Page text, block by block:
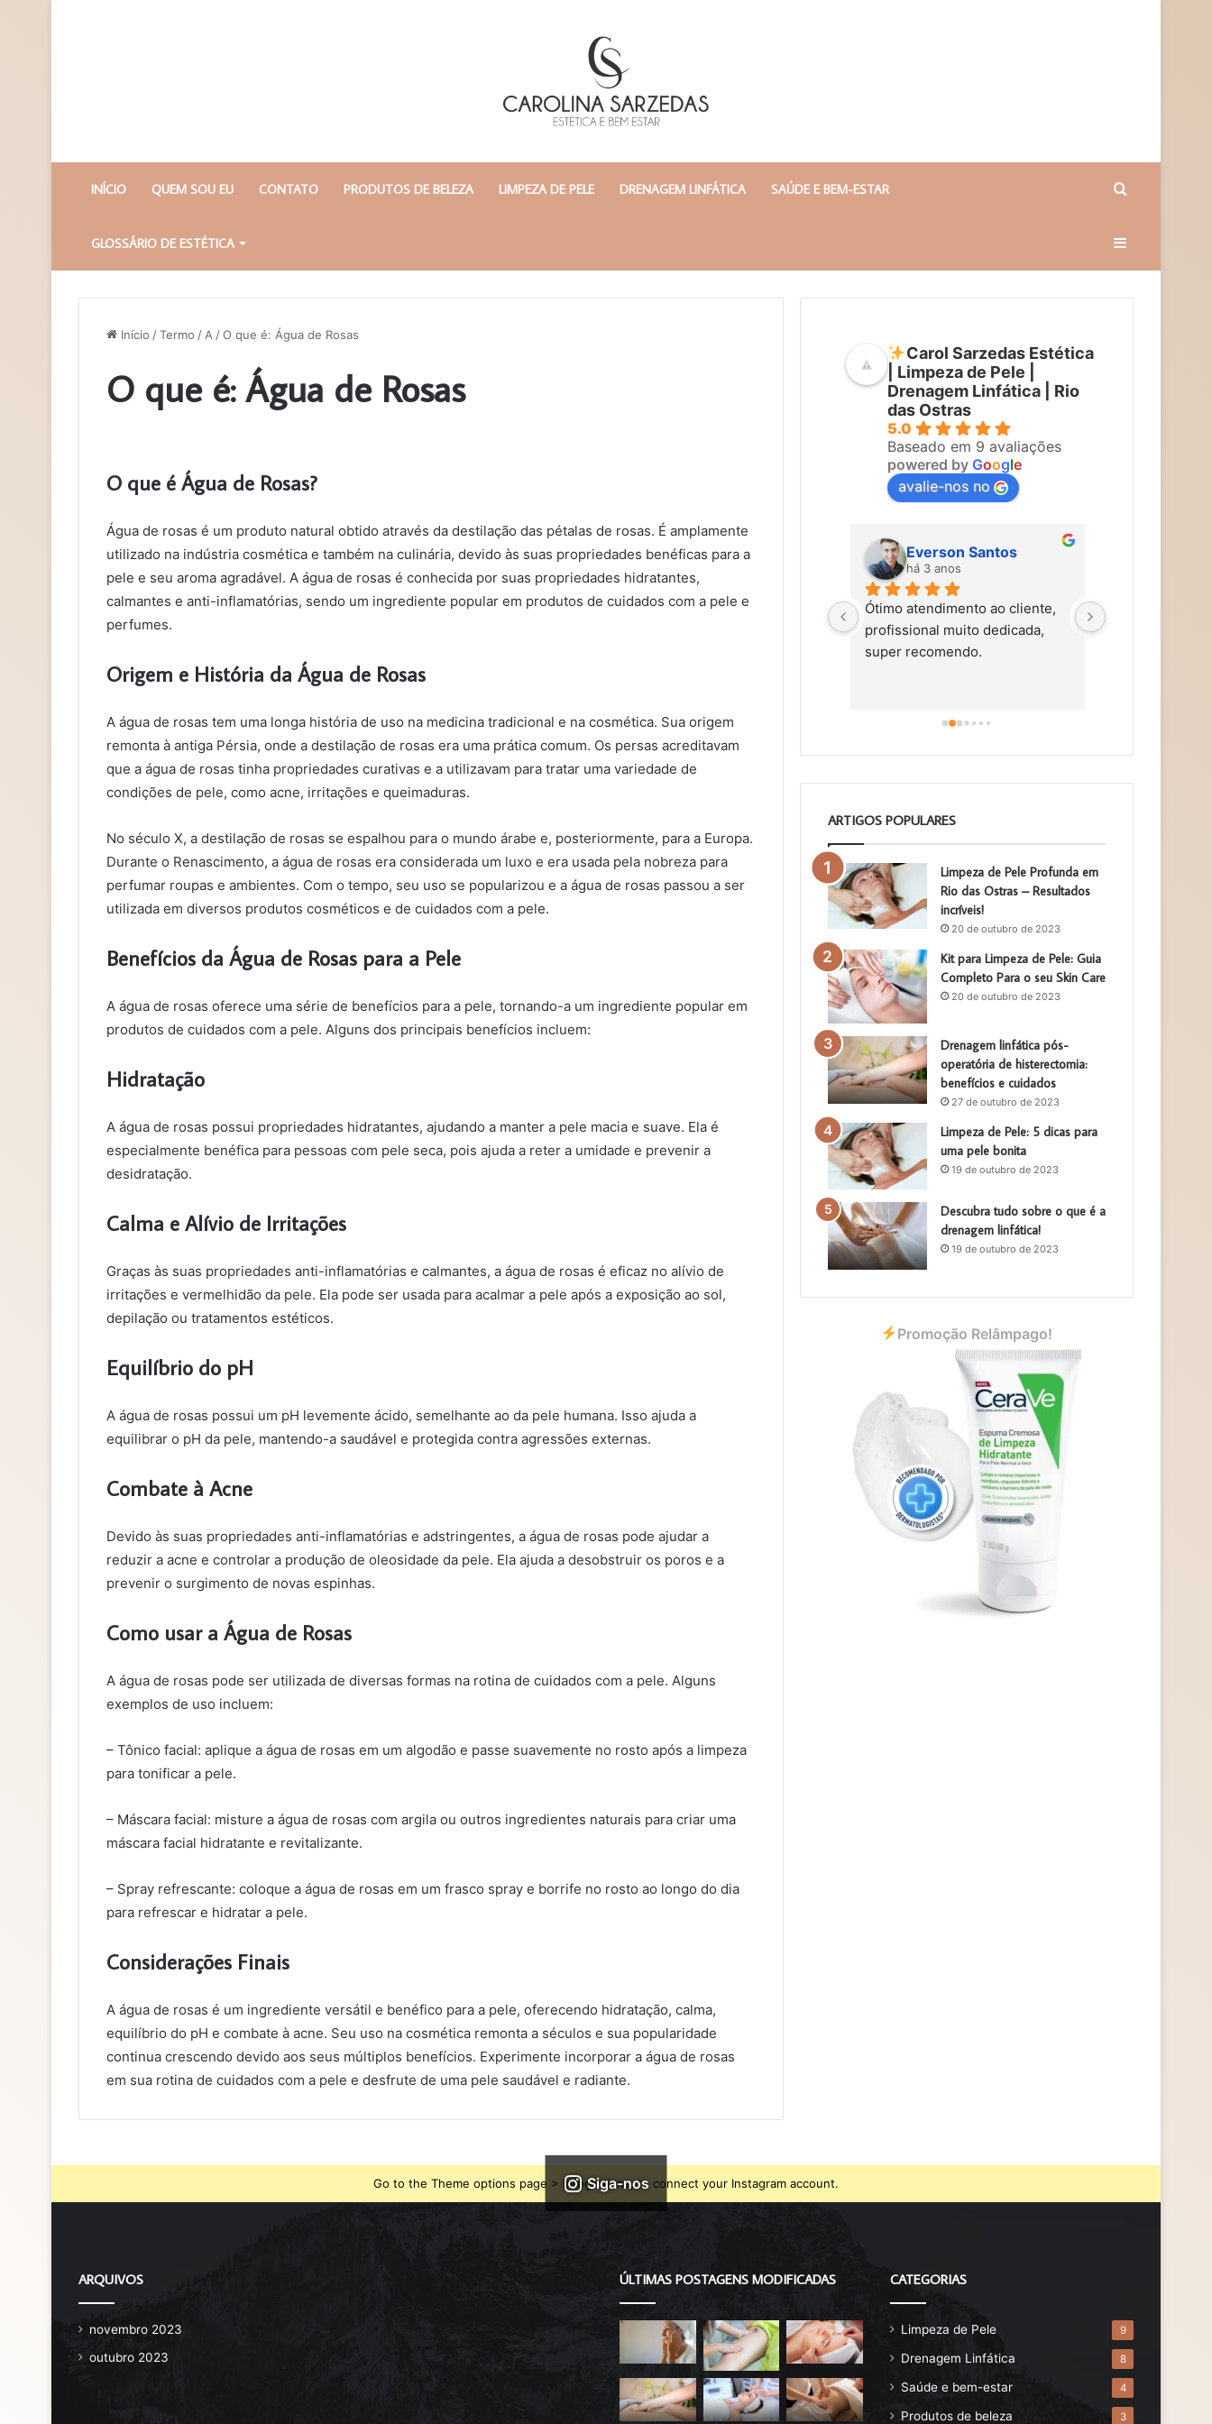
INÍCIO QUEM SOU EU CONTATO PRODUTOS DE BELEZA LIMPEZA DE PELE DRENAGEM LINFÁTICA SAÚDE E BEM-ESTAR
GLOSSÁRIO DE ESTÉTICA
Lateral
Início /Termo / A /O que é: Água de Rosas
O que é: Água de Rosas
O que é Água de Rosas?
Água de rosas é um produto natural obtido através da destilação das pétalas de rosas. É amplamente
utilizado na indústria cosmética e também na culinária, devido às suas propriedades benéficas para a
pele e seu aroma agradável. A água de rosas é conhecida por suas propriedades hidratantes,
calmantes e anti-inflamatórias, sendo um ingrediente popular em produtos de cuidados com a pele e
perfumes.
Origem e História da Água de Rosas
A água de rosas tem uma longa história de uso na medicina tradicional e na cosmética. Sua origem
remonta à antiga Pérsia, onde a destilação de rosas era uma prática comum. Os persas acreditavam
que a água de rosas tinha propriedades curativas e a utilizavam para tratar uma variedade de
condições de pele, como acne, irritações e queimaduras.
No século X, a destilação de rosas se espalhou para o mundo árabe e, posteriormente, para a Europa.
Durante o Renascimento, a água de rosas era considerada um luxo e era usada pela nobreza para
perfumar roupas e ambientes. Com o tempo, seu uso se popularizou e a água de rosas passou a ser
utilizada em diversos produtos cosméticos e de cuidados com a pele.
Benefícios da Água de Rosas para a Pele
A água de rosas oferece uma série de benefícios para a pele, tornando-a um ingrediente popular em
produtos de cuidados com a pele. Alguns dos principais benefícios incluem:
Hidratação
A água de rosas possui propriedades hidratantes, ajudando a manter a pele macia e suave. Ela é
especialmente benéfica para pessoas com pele seca, pois ajuda a reter a umidade e prevenir a
desidratação.
Calma e Alívio de Irritações
Graças às suas propriedades anti-inflamatórias e calmantes, a água de rosas é eficaz no alívio de
irritações e vermelhidão da pele. Ela pode ser usada para acalmar a pele após a exposição ao sol,
depilação ou tratamentos estéticos.
Equilíbrio do pH
A água de rosas possui um pH levemente ácido, semelhante ao da pele humana. Isso ajuda a
equilibrar o pH da pele, mantendo-a saudável e protegida contra agressões externas.
Combate à Acne
Devido às suas propriedades anti-inflamatórias e adstringentes, a água de rosas pode ajudar a
reduzir a acne e controlar a produção de oleosidade da pele. Ela ajuda a desobstruir os poros e a
prevenir o surgimento de novas espinhas.
Como usar a Água de Rosas
A água de rosas pode ser utilizada de diversas formas na rotina de cuidados com a pele. Alguns
exemplos de uso incluem:
– Tônico facial: aplique a água de rosas em um algodão e passe suavemente no rosto após a limpeza
para tonificar a pele.
– Máscara facial: misture a água de rosas com argila ou outros ingredientes naturais para criar uma
máscara facial hidratante e revitalizante.
– Spray refrescante: coloque a água de rosas em um frasco spray e borrife no rosto ao longo do dia
para refrescar e hidratar a pele.
Considerações Finais
A água de rosas é um ingrediente versátil e benéfico para a pele, oferecendo hidratação, calma,
equilíbrio do pH e combate à acne. Seu uso na cosmética remonta a séculos e sua popularidade
continua crescendo devido aos seus múltiplos benefícios. Experimente incorporar a água de rosas
em sua rotina de cuidados com a pele e desfrute de uma pele saudável e radiante.
Carol Sarzedas Estética
| Limpeza de Pele |
Drenagem Linfática | Rio
das Ostras
5.0
Baseado em 9 avaliações
powered by Google
avalie-nos no
Tomohiko Iwai Everson Santos
há 3 anos
Ótimo atendimento ao cliente,
profissional muito dedicada,
super recomendo.
aromaterapia,
terapias
ARTIGOS POPULARES
Limpeza de Pele Profunda em
Rio das Ostras – Resultados
incríveis!
20 de outubro de 2023
Kit para Limpeza de Pele: Guia
Completo Para o seu Skin Care
20 de outubro de 2023
Drenagem linfática pós-
operatória de histerectomia:
benefícios e cuidados
27 de outubro de 2023
Limpeza de Pele: 5 dicas para
uma pele bonita
19 de outubro de 2023
Descubra tudo sobre o que é a
drenagem linfática!
19 de outubro de 2023
Promoção Relâmpago!
Siga-nos
Go to the Theme options page > Integrations, to connect your Instagram account.
ARQUIVOS
novembro 2023
outubro 2023
ÚLTIMAS POSTAGENS MODIFICADAS CATEGORIAS
Limpeza de Pele 9
Drenagem Linfática 8
Saúde e bem-estar 4
Produtos de beleza 3